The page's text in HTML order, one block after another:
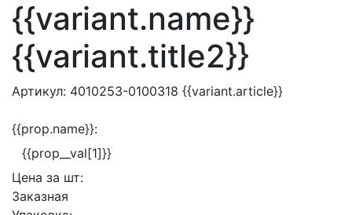
{{variant.name}}
{{variant.title2}}
Артикул: 4010253-0100318 {{variant.article}}
{{prop.name}}:
{{prop__val[1]}}
Цена за шт:
Заказная